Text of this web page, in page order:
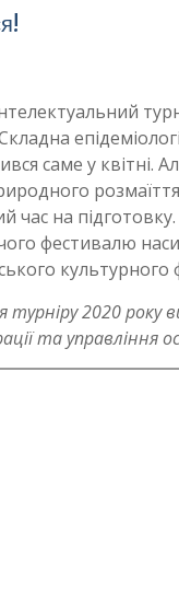
саме у квітні.
час на підготовку.
фестивалю
культурного
турніру 2020
та управління